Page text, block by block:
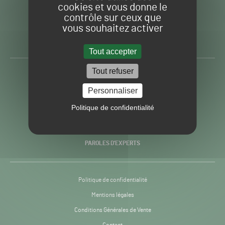
cookies et vous donne le
contrôle sur ceux que
vous souhaitez activer
Tout accepter
Tout refuser
Personnaliser
Politique de confidentialité
Gazon
Sport
H24
-
Toute l’info autour du
PRATIQUES
PAROLES D’EXPERTS
Politique de confidentialité
Mentions légales
Conditions Générales de Vente